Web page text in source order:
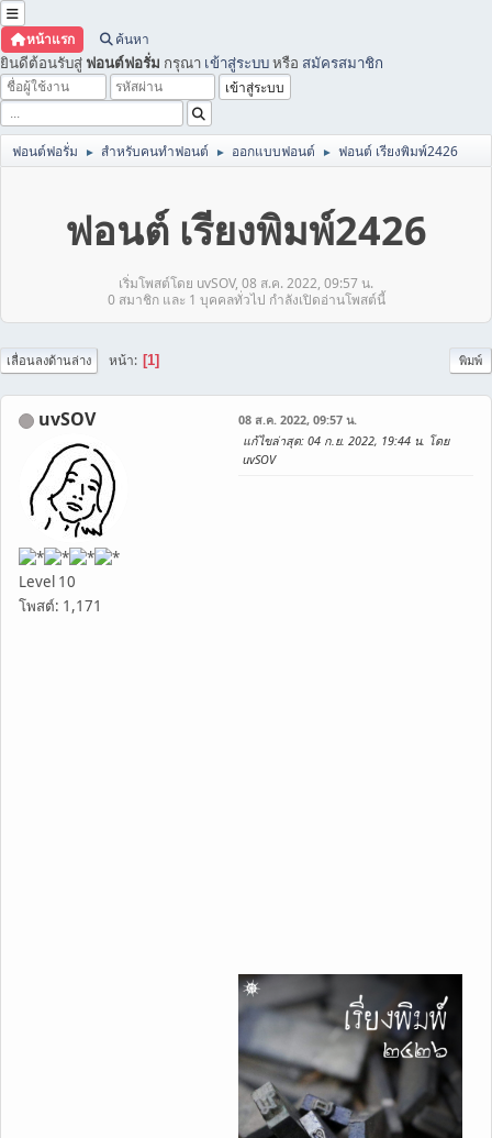
หน้าแรก ค้นหา
ยินดีต้อนรับสู่ ฟอนต์ฟอรั่ม กรุณา เข้าสู่ระบบหรือ สมัครสมาชิก
ฟอนต์ฟอรั่ม ► สำหรับคนทำฟอนต์ ► ออกแบบฟอนต์ ► ฟอนต์ เรียงพิมพ์2426
ฟอนต์ เรียงพิมพ์2426
เริ่มโพสต์โดย uvSOV, 08 ส.ค. 2022, 09:57 น.
0 สมาชิก และ 1 บุคคลทั่วไป กำลังเปิดอ่านโพสต์นี้
พิมพ์
เลื่อนลงด้านล่าง หน้า 1
uvSOV
Level 10
โพสต์: 1,171
08 ส.ค. 2022, 09:57 น.
แก้ไขล่าสุด: 04 ก.ย. 2022, 19:44 น. โดย
uvSOV